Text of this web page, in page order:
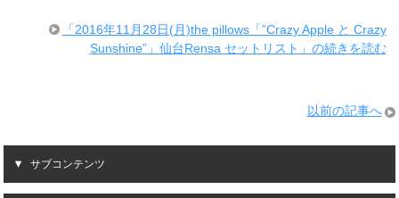
「2016年11月28日(月)the pillows「”Crazy Apple と Crazy
Sunshine”」仙台Rensa セットリスト」の続きを読む
以前の記事へ
サブコンテンツ